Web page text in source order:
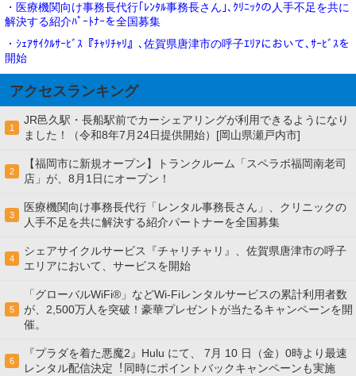
・医療機関向け事務長代行｢ﾚﾝﾀﾙ事務長さん｣､ｸﾘﾆｯｸの人手不足を共に
解決する紹介ﾊﾟｰﾄﾅｰを全国募集
・ｼｪｱｻｲｸﾙｻｰﾋﾞｽ『ﾁｬﾘﾁｬﾘ』､佐賀県唐津市の呼子ｴﾘｱにおいて､ｻｰﾋﾞｽを
開始
アクセスランキング
1
JR邑久駅・長船駅前でカーシェアリングが利用できるようになり
ました！（令和8年7月24日提供開始）[岡山県瀬戸内市]
2
【福岡市に新規オープン】トランクルーム「スペラボ福岡南老司
店」が、8月1日にオープン！
3
医療機関向け事務長代行「レンタル事務長さん」、クリニックの
人手不足を共に解決する紹介パートナーを全国募集
4
シェアサイクルサービス『チャリチャリ』、佐賀県唐津市の呼子
エリアにおいて、サービスを開始
5
「グローバルWiFi®」などWi-Fiレンタルサービスの累計利用者数
が、2,500万人を突破！豪華プレゼントが当たるキャンペーンを開
催。
6
『プラダを着た悪魔2』Hulu にて、 7⽉ 10 ⽇（金）0時より最速
レンタル配信決定︕同時にポイントバックキャンペーンも実施